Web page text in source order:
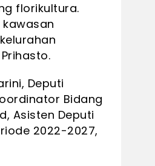
florikultura.
Deputi
Bidang
Asisten Deputi
2022-2027,